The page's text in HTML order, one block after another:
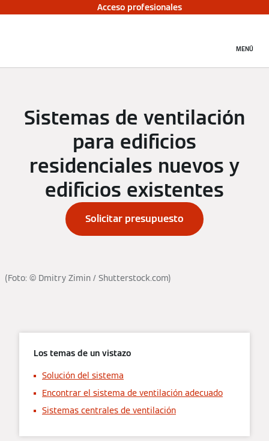
Acceso profesionales
MENÚ
Sistemas de ventilación
para edificios
residenciales nuevos y
edificios existentes
Solicitar presupuesto
(Foto: © Dmitry Zimin / Shutterstock.com)
Los temas de un vistazo
Solución del sistema
Encontrar el sistema de ventilación adecuado
Sistemas centrales de ventilación